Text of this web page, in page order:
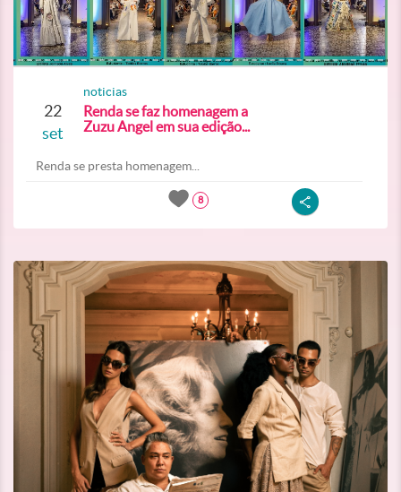
22
set
noticias
Renda se faz homenagem a
Zuzu Angel em sua edição...
Renda se presta homenagem...
8